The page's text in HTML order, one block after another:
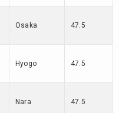
Osaka 47.5
Hyogo 47.5
Nara 47.5